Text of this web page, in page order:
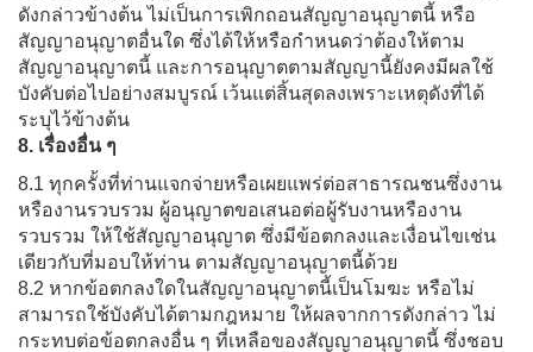
ดังกล่าวข้างต้น ไม่เป็นการเพิกถอนสัญญาอนุญาตนี้ หรือ
สัญญาอนุญาตอื่นใด ซึ่งได้ให้หรือกำหนดว่าต้องให้ตาม
สัญญาอนุญาตนี้ และการอนุญาตตามสัญญานี้ยังคงมีผลใช้
บังคับต่อไปอย่างสมบูรณ์ เว้นแต่สิ้นสุดลงเพราะเหตุดังที่ได้
ระบุไว้ข้างต้น
8. เรื่องอื่น ๆ
8.1 ทุกครั้งที่ท่านแจกจ่ายหรือเผยแพร่ต่อสาธารณชนซึ่งงาน
หรืองานรวบรวม ผู้อนุญาตขอเสนอต่อผู้รับงานหรืองาน
รวบรวม ให้ใช้สัญญาอนุญาต ซึ่งมีข้อตกลงและเงื่อนไขเช่น
เดียวกับที่มอบให้ท่าน ตามสัญญาอนุญาตนี้ด้วย
8.2 หากข้อตกลงใดในสัญญาอนุญาตนี้เป็นโมฆะ หรือไม่
สามารถใช้บังคับได้ตามกฎหมาย ให้ผลจากการดังกล่าว ไม่
กระทบต่อข้อตกลงอื่น ๆ ที่เหลือของสัญญาอนุญาตนี้ ซึ่งชอบ